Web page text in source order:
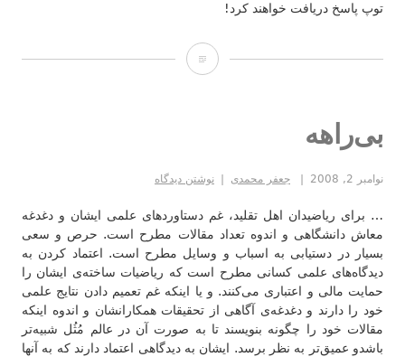
توپ پاسخ دریافت خواهند کرد!
ضرب‌المثل
بی‌راهه
نوامبر 2, 2008 جعفر محمدی نوشتن دیدگاه
… برای ریاضیدان اهل تقلید، غم دستاوردهای علمی ایشان و دغدغه
معاش دانشگاهی و اندوه تعداد مقالات مطرح است. حرص و سعی
بسیار در دستیابی به اسباب و وسایل مطرح است. اعتماد کردن به
دیدگاه‌های علمی کسانی مطرح است که ریاضیات ساخته‌ی ایشان را
حمایت مالی و اعتباری می‌کنند. و یا اینکه غم تعمیم دادن نتایج علمی
خود را دارند و دغدغه‌ی آگاهی از تحقیقات همکارانشان و اندوه اینکه
مقالات خود را چگونه بنویسند تا به صورت آن در عالم مُثُل شبیه‌تر
باشدو عمیق‌تر به نظر برسد. ایشان به دیدگاهی اعتماد دارند که به آنها